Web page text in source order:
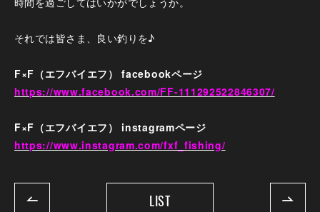
それでは皆さま、良い釣りを♪
F×F（エフバイエフ） facebookページ
https://www.facebook.com/FF-111292522846307/
F×F（エフバイエフ） instagramページ
https://www.instagram.com/fxf_fishing/
LIST